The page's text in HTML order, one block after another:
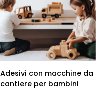
Adesivi con macchine da
cantiere per bambini